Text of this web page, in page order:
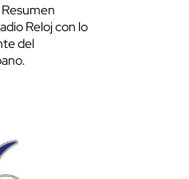
Reloj con lo
del